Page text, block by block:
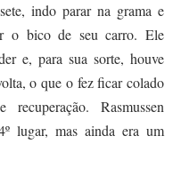
indo parar na grama e
o bico de seu carro. Ele
e, para sua sorte, houve
o que o fez ficar colado
Rasmussen
lugar, mas ainda era um